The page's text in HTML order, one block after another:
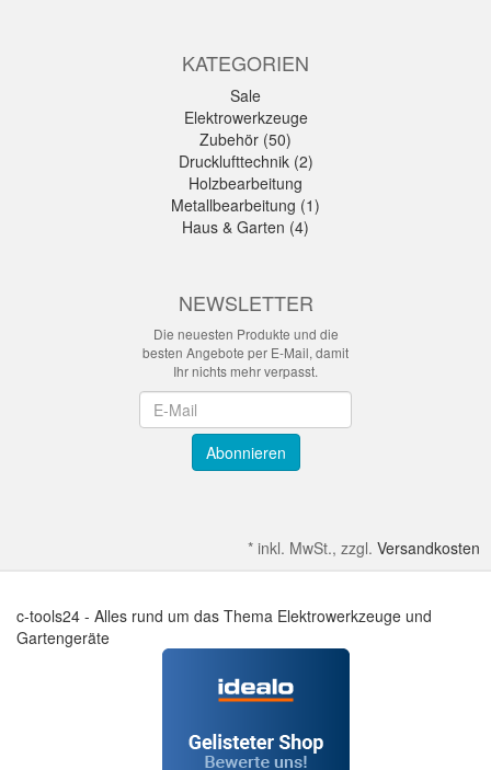
KATEGORIEN
Sale
Elektrowerkzeuge
Zubehör (50)
Drucklufttechnik (2)
Holzbearbeitung
Metallbearbeitung (1)
Haus & Garten (4)
NEWSLETTER
Die neuesten Produkte und die
besten Angebote per E-Mail, damit
Ihr nichts mehr verpasst.
Abonnieren
* inkl. MwSt., zzgl. Versandkosten
c-tools24 - Alles rund um das Thema Elektrowerkzeuge und
Gartengeräte